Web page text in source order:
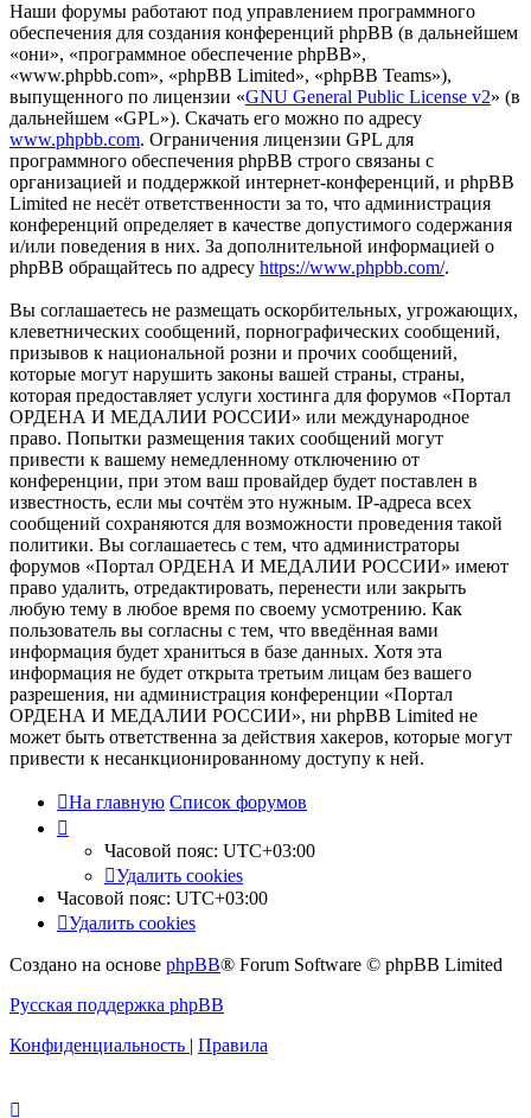
Наши форумы работают под управлением программного
обеспечения для создания конференций phpBB (в дальнейшем
«они», «программное обеспечение phpBB»,
«www.phpbb.com», «phpBB Limited», «phpBB Teams»),
выпущенного по лицензии «GNU General Public License v2» (в
дальнейшем «GPL»). Скачать его можно по адресу
www.phpbb.com. Ограничения лицензии GPL для
программного обеспечения phpBB строго связаны с
организацией и поддержкой интернет-конференций, и phpBB
Limited не несёт ответственности за то, что администрация
конференций определяет в качестве допустимого содержания
и/или поведения в них. За дополнительной информацией о
phpBB обращайтесь по адресу https://www.phpbb.com/.
Вы соглашаетесь не размещать оскорбительных, угрожающих,
клеветнических сообщений, порнографических сообщений,
призывов к национальной розни и прочих сообщений,
которые могут нарушить законы вашей страны, страны,
которая предоставляет услуги хостинга для форумов «Портал
ОРДЕНА И МЕДАЛИИ РОССИИ» или международное
право. Попытки размещения таких сообщений могут
привести к вашему немедленному отключению от
конференции, при этом ваш провайдер будет поставлен в
известность, если мы сочтём это нужным. IP-адреса всех
сообщений сохраняются для возможности проведения такой
политики. Вы соглашаетесь с тем, что администраторы
форумов «Портал ОРДЕНА И МЕДАЛИИ РОССИИ» имеют
право удалить, отредактировать, перенести или закрыть
любую тему в любое время по своему усмотрению. Как
пользователь вы согласны с тем, что введённая вами
информация будет храниться в базе данных. Хотя эта
информация не будет открыта третьим лицам без вашего
разрешения, ни администрация конференции «Портал
ОРДЕНА И МЕДАЛИИ РОССИИ», ни phpBB Limited не
может быть ответственна за действия хакеров, которые могут
привести к несанкционированному доступу к ней.
На главную Список форумов
Часовой пояс: UTC+03:00
Удалить cookies
Часовой пояс: UTC+03:00
Удалить cookies
Создано на основе phpBB® Forum Software © phpBB Limited
Русская поддержка phpBB
Конфиденциальность | Правила